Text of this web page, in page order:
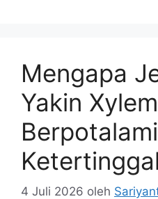
Mengapa
Yakin
4 Juli 2026 oleh